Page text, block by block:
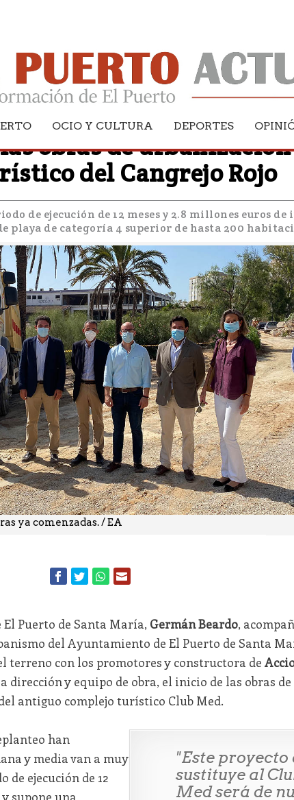
OCIO Y CULTURA DEPORTES
obras de
del Cangrejo Rojo
de ejecución de 12 meses y 2.8 millones euros
playa de categoría 4 superior de hasta 200
ya comenzadas. / EA
El Puerto de Santa María, Germán Beardo,
del Ayuntamiento de El Puerto de Santa
terreno con los promotores y constructora de
dirección y equipo de obra, el inicio de las obras de
antiguo complejo turístico Club Med.
"Este proyecto
sustituye al
Med será de
han
y media van a muy
de ejecución de 12